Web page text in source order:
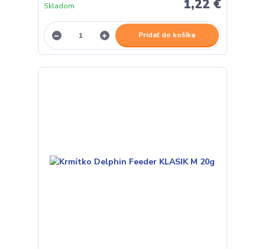
1,22 €
Skladom
Pridať do košíka